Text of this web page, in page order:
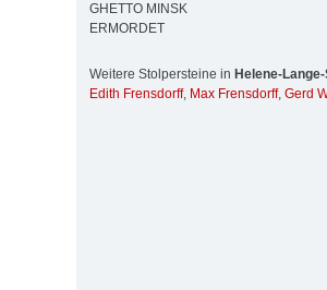
GHETTO MINSK
ERMORDET
Weitere Stolpersteine in Helene-
Edith Frensdorff, Max Frensdorff, Gerd